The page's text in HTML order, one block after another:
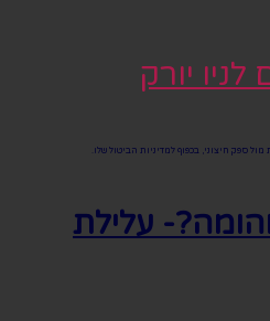
יורק
ספק חיצוני, בכפוף למדיניות הביטול שלו.
עלילת